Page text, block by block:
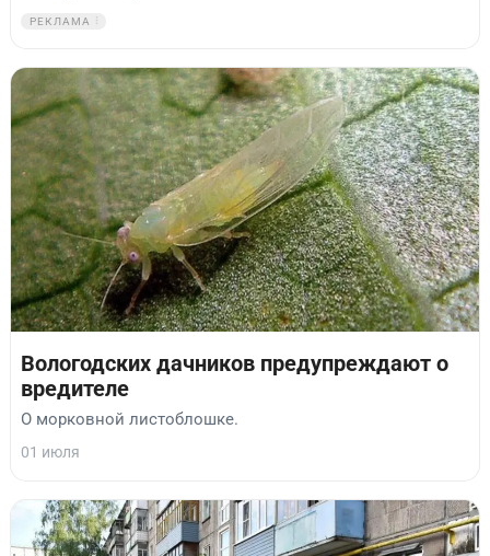
РЕКЛАМА
Вологодских дачников предупреждают о
вредителе
О морковной листоблошке.
01 июля